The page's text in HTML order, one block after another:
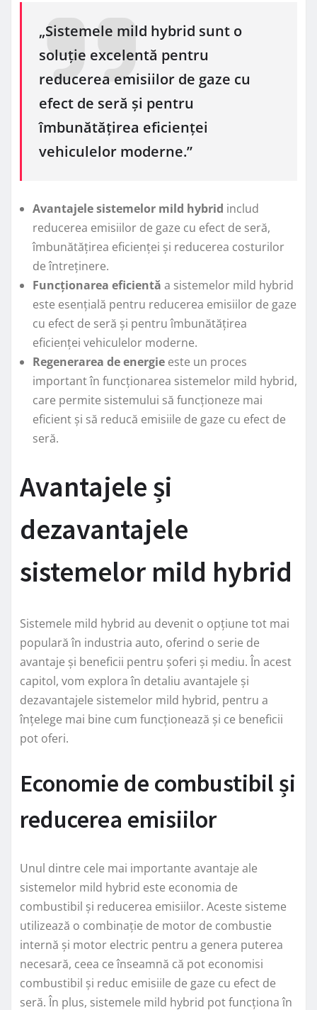
„Sistemele mild hybrid sunt o
soluție excelentă pentru
reducerea emisiilor de gaze cu
efect de seră și pentru
îmbunătățirea eficienței
vehiculelor moderne.”
Avantajele sistemelor mild hybrid includ
reducerea emisiilor de gaze cu efect de seră,
îmbunătățirea eficienței și reducerea costurilor
de întreținere.
Funcționarea eficientă a sistemelor mild hybrid
este esențială pentru reducerea emisiilor de gaze
cu efect de seră și pentru îmbunătățirea
eficienței vehiculelor moderne.
Regenerarea de energie este un proces
important în funcționarea sistemelor mild hybrid,
care permite sistemului să funcționeze mai
eficient și să reducă emisiile de gaze cu efect de
seră.
Avantajele și
dezavantajele
sistemelor mild hybrid
Sistemele mild hybrid au devenit o opțiune tot mai
populară în industria auto, oferind o serie de
avantaje și beneficii pentru șoferi și mediu. În acest
capitol, vom explora în detaliu avantajele și
dezavantajele sistemelor mild hybrid, pentru a
înțelege mai bine cum funcționează și ce beneficii
pot oferi.
Economie de combustibil și
reducerea emisiilor
Unul dintre cele mai importante avantaje ale
sistemelor mild hybrid este economia de
combustibil și reducerea emisiilor. Aceste sisteme
utilizează o combinație de motor de combustie
internă și motor electric pentru a genera puterea
necesară, ceea ce înseamnă că pot economisi
combustibil și reduc emisiile de gaze cu efect de
seră. În plus, sistemele mild hybrid pot funcționa în